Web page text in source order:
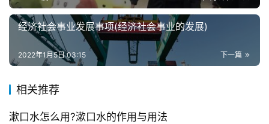
经济社会事业发展事项(经济社会事业的发展)
下一篇
2022年1月5日 03:15
相关推荐
漱口水怎么用?漱口水的作用与用法